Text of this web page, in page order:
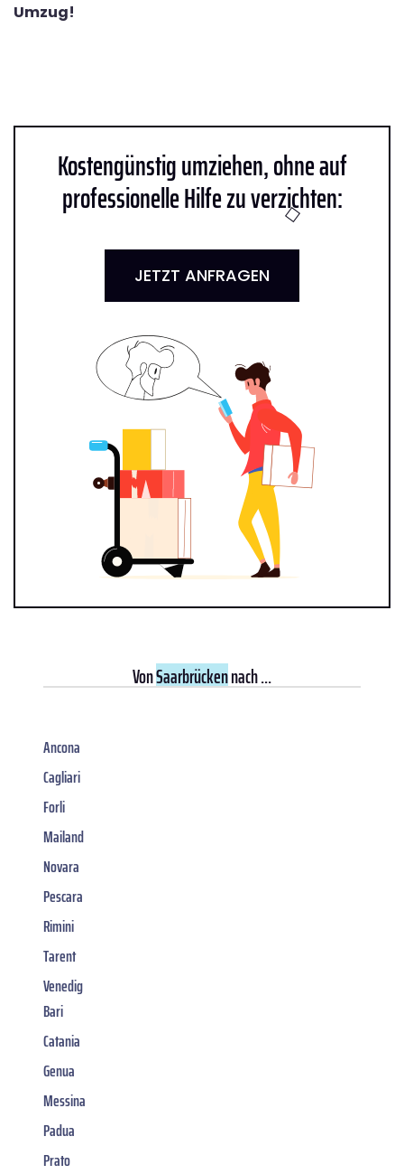
Umzug!
Kostengünstig umziehen, ohne auf
professionelle Hilfe zu verzichten:
JETZT ANFRAGEN
VonSaarbrückennach ...
Ancona
Cagliari
Forli
Mailand
Novara
Pescara
Rimini
Tarent
Venedig
Bari
Catania
Genua
Messina
Padua
Prato